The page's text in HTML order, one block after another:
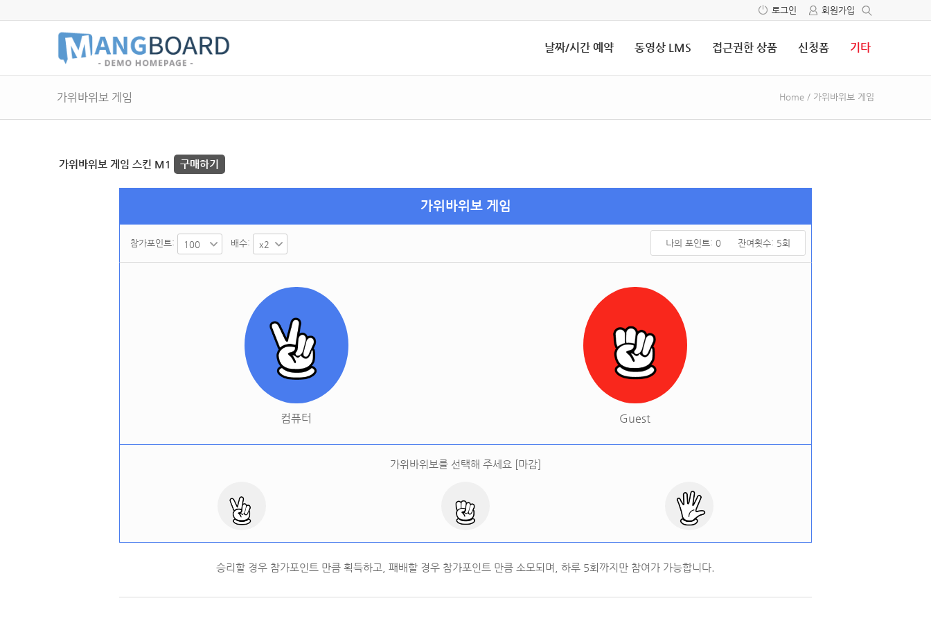
로그인 회원가입
날짜/시간 예약 동영상 LMS 접근권한 상품 신청폼 기타
가위바위보 게임 Home / 가위바위보 게임
가위바위보 게임 스킨 M1 구매하기
가위바위보 게임
나의 포인트: 0 잔여횟수: 5회
참가포인트: 배수:
컴퓨터 Guest
가위바위보를 선택해 주세요 [마감]
승리할 경우 참가포인트 만큼 획득하고, 패배할 경우 참가포인트 만큼 소모되며, 하루 5회까지만 참여가 가능합니다.